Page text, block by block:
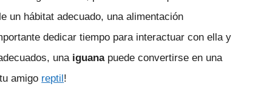
un hábitat adecuado, una alimentación
dedicar tiempo para interactuar con ella y
una iguanapuede convertirse en una
amigo reptil!